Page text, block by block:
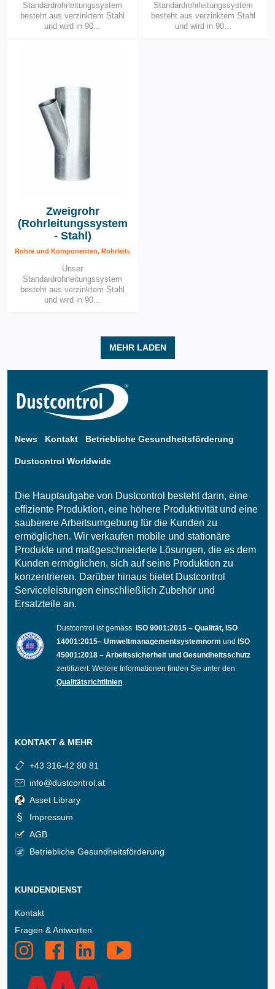
Standardrohrleitungssystem
besteht aus verzinktem Stahl
und wird in 90...
Standardrohrleitungssystem
besteht aus verzinktem Stahl
und wird in 90...
Zweigrohr
(Rohrleitungssystem
- Stahl)
Rohre und Komponenten, Rohrleitungssystem – Stahl, Rohrleitungssytem
Unser
Standardrohrleitungssystem
besteht aus verzinktem Stahl
und wird in 90...
MEHR LADEN
News Kontakt Betriebliche Gesundheitsförderung
Dustcontrol Worldwide
Die Hauptaufgabe von Dustcontrol besteht darin, eine
effiziente Produktion, eine höhere Produktivität und eine
sauberere Arbeitsumgebung für die Kunden zu
ermöglichen. Wir verkaufen mobile und stationäre
Produkte und maßgeschneiderte Lösungen, die es dem
Kunden ermöglichen, sich auf seine Produktion zu
konzentrieren. Darüber hinaus bietet Dustcontrol
Serviceleistungen einschließlich Zubehör und
Ersatzteile an.
Dustcontrol ist gemäss ISO 9001:2015 – Qualität, ISO
14001:2015– Umweltmanagementsystemnorm und ISO
45001:2018 – Arbeitssicherheit und Gesundheitsschutz
zertifiziert. Weitere Informationen finden Sie unter den
Qualitätsrichtlinien
KONTAKT & MEHR
+43 316-42 80 81
info@dustcontrol.at
Asset Library
Impressum
AGB
Betriebliche Gesundheitsförderung
KUNDENDIENST
Kontakt
Fragen & Antworten